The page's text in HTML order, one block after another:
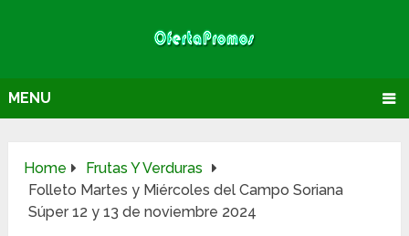
MENU
Home
Frutas Y Verduras
Folleto Martes y Miércoles del Campo Soriana
Súper 12 y 13 de noviembre 2024